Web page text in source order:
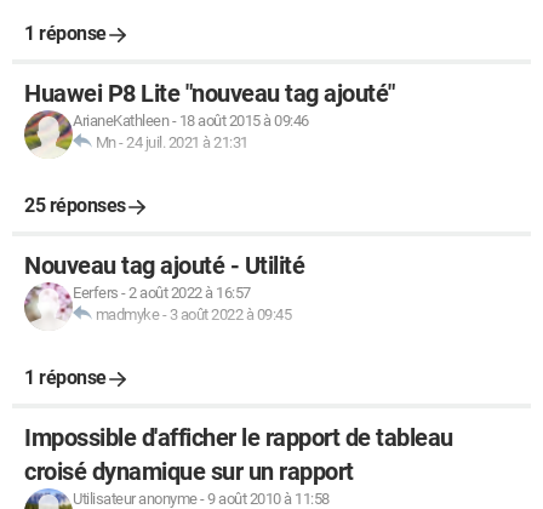
1 réponse
Huawei P8 Lite "nouveau tag ajouté"
ArianeKathleen- 18 août 2015 à 09:46
Mn-24 juil. 2021 à 21:31
25 réponses
Nouveau tag ajouté - Utilité
Eerfers -2 août 2022 à 16:57
madmyke- 3 août 2022 à 09:45
1 réponse
Impossible d'afficher le rapport de tableau
croisé dynamique sur un rapport
Utilisateur anonyme-9 août 2010 à 11:58